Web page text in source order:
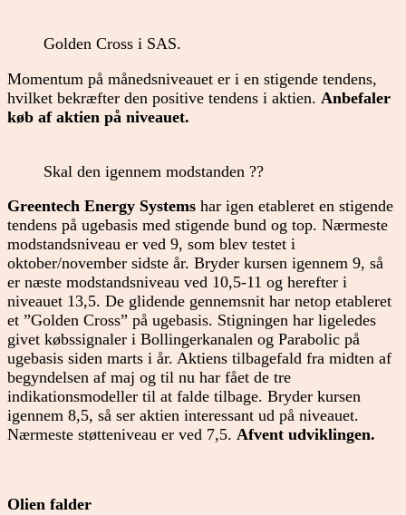
Golden Cross i SAS.
Momentum på månedsniveauet er i en stigende tendens,
hvilket bekræfter den positive tendens i aktien. Anbefaler
køb af aktien på niveauet.
Skal den igennem modstanden ??
Greentech Energy Systems har igen etableret en stigende
tendens på ugebasis med stigende bund og top. Nærmeste
modstandsniveau er ved 9, som blev testet i
oktober/november sidste år. Bryder kursen igennem 9, så
er næste modstandsniveau ved 10,5-11 og herefter i
niveauet 13,5. De glidende gennemsnit har netop etableret
et ”Golden Cross” på ugebasis. Stigningen har ligeledes
givet købssignaler i Bollingerkanalen og Parabolic på
ugebasis siden marts i år. Aktiens tilbagefald fra midten af
begyndelsen af maj og til nu har fået de tre
indikationsmodeller til at falde tilbage. Bryder kursen
igennem 8,5, så ser aktien interessant ud på niveauet.
Nærmeste støtteniveau er ved 7,5. Afvent udviklingen.
Olien falder